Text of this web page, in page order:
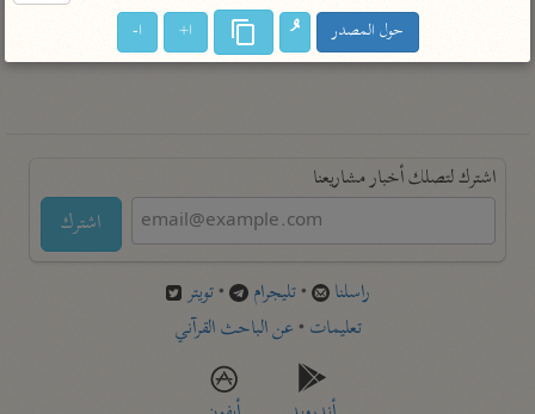
تفسير قتادة
اشترك لتصلك أخبار مشاريعنا
اشترك
راسلنا •تليجرام •تويتر
تعليمات •عن الباحث القرآني
حول المصدر ا+ ا-